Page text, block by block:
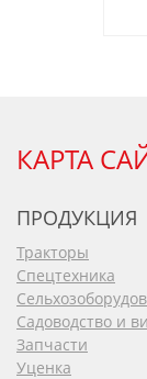
КАРТА
ПРОДУКЦИЯ
Тракторы
Спецтехника
Садоводство и
Запчасти
Уценка